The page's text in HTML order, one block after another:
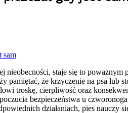
nieobecności, staje się to
pamiętać, że krzyczenie na psa
troskę, cierpliwość oraz
bezpieczeństwa u
działaniach, pies nauczy